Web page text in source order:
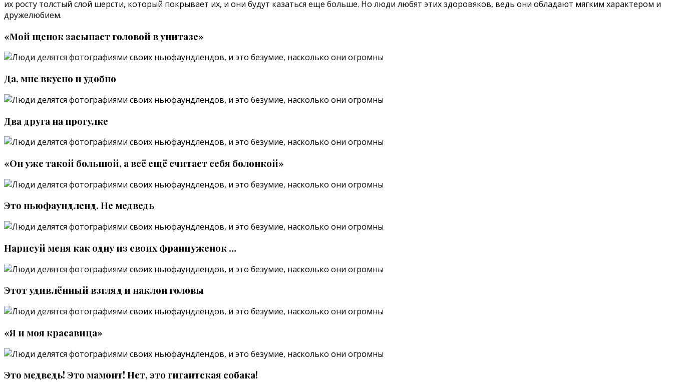
их росту толстый слой шерсти, который покрывает их, и они будут казаться еще больше. Но люди любят этих здоровяков, ведь они обладают мягким характером и
дружелюбием.
«Мой щенок засыпает головой в унитазе»
Да, мне вкусно и удобно
Два друга на прогулке
«Он уже такой большой, а всё ещё считает себя болонкой»
Это ньюфаундленд. Не медведь
Нарисуй меня как одну из своих француженок …
Этот удивлённый взгляд и наклон головы
«Я и моя красавица»
Это медведь! Это мамонт! Нет, это гигантская собака!